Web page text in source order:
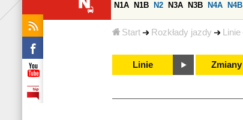
Start Rozkłady jazdy Linie
N1A N1B N2 N3A N3B N4A N4B
Linie Zmiany